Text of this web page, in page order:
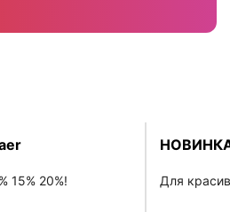
15% 20%! Для